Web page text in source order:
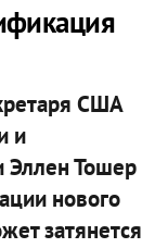
США
и
Эллен Тошер
нового
затянется